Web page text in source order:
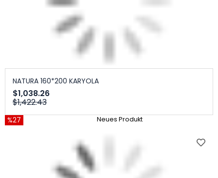
NATURA 160*200 KARYOLA
$1,038.26
$1,422.43
%27 Neues Produkt